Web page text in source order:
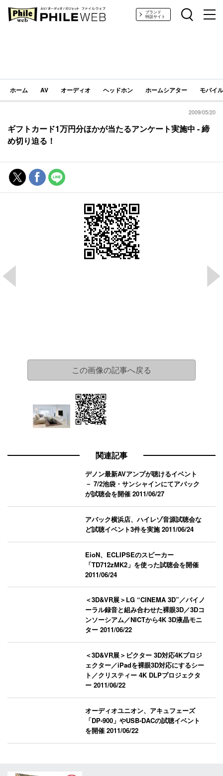
PHILE WEB｜AV/オーディオ/ガジェットブランド
特設サイト
ホーム AV オーディオ ヘッドホン ホームシアター モバイ
2009/05/20
ギフトカード1万円分ほかが当たるアンケート実施中 - 締
め切り迫る！
この画像の記事へ戻る
関連記事
デノン最新AVアンプが聴けるイベント
－ 7/2池袋・サンシャインにてアバック
が試聴会を開催2011/06/27
アバック横浜店、ハイレゾ音源試聴会な
ど試聴イベント3件を実施2011/06/24
EioN、ECLIPSEのスピーカー
「TD712zMK2」を使った試聴会を開催
2011/06/24
＜3D&VR展＞LG “CINEMA 3D”／バイノ
ーラル録音と組み合わせた裸眼3D／3Dコ
ンソーシアム／NICTから4K 3D液晶モニ
ター2011/06/22
＜3D&VR展＞ビクター 3D対応4Kプロジ
ェクター／iPadを裸眼3D対応にするシー
ト／クリスティー 4K DLPプロジェクタ
ー2011/06/22
オーディオユニオン、アキュフェーズ
「DP-900」やUSB-DACの試聴イベント
を開催2011/06/22